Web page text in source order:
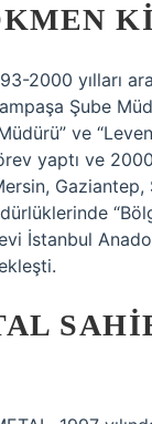
2000 yılları
Şube
ve
yaptı ve
Gaziantep,
İstanbul